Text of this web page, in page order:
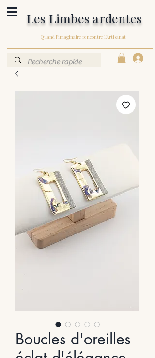
Les Limbes ardentes
Quand l'imaginaire rencontre l'Artisanat
Boucles d'oreilles